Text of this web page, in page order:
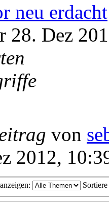
neu erdacht
28. Dez
von
2012,